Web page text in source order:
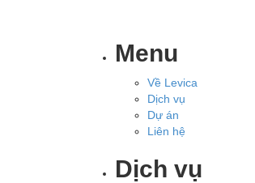
Menu
Về Levica
Dịch vụ
Dự án
Liên hệ
Dịch vụ